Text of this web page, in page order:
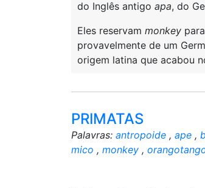
do Inglês antigo apa, do
Eles reservam monkey
provavelmente de um
origem latina que acabou
PRIMATAS
Palavras: antropoide , ape ,
mico , monkey ,